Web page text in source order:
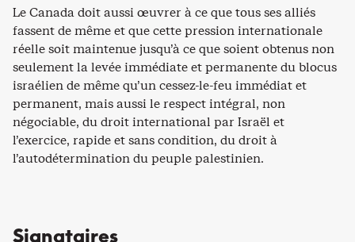
Le Canada doit aussi œuvrer à ce que tous ses alliés
fassent de même et que cette pression internationale
réelle soit maintenue jusqu’à ce que soient obtenus non
seulement la levée immédiate et permanente du blocus
israélien de même qu’un cessez-le-feu immédiat et
permanent, mais aussi le respect intégral, non
négociable, du droit international par Israël et
l’exercice, rapide et sans condition, du droit à
l’autodétermination du peuple palestinien.
Signataires